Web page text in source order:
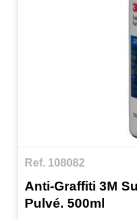
Ref. 108082
Anti-Graffiti 3M
Pulvé. 500ml